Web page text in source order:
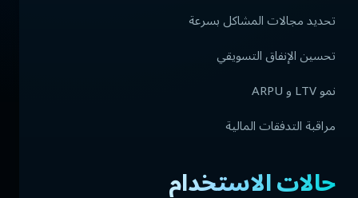
تحديد مجالات المشاكل بسرعة
تحسين الإنفاق التسويقي
نمو LTV و ARPU
مراقبة التدفقات المالية
حالات الاستخدام